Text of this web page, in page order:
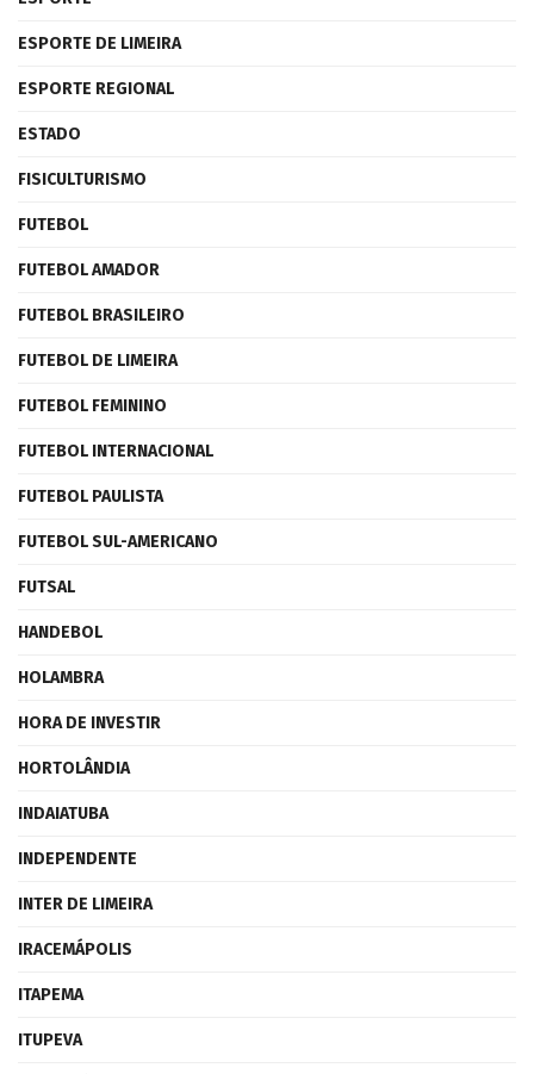
ESPORTE DE LIMEIRA
ESPORTE REGIONAL
ESTADO
FISICULTURISMO
FUTEBOL
FUTEBOL AMADOR
FUTEBOL BRASILEIRO
FUTEBOL DE LIMEIRA
FUTEBOL FEMININO
FUTEBOL INTERNACIONAL
FUTEBOL PAULISTA
FUTEBOL SUL-AMERICANO
FUTSAL
HANDEBOL
HOLAMBRA
HORA DE INVESTIR
HORTOLÂNDIA
INDAIATUBA
INDEPENDENTE
INTER DE LIMEIRA
IRACEMÁPOLIS
ITAPEMA
ITUPEVA